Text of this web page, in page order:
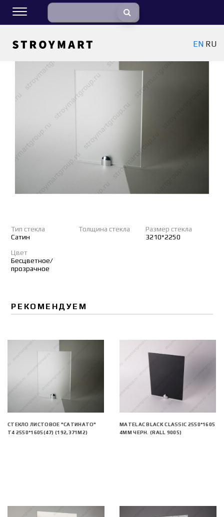
EN RU
Тип стекла
Сатин
Толщина стекла
Размер стекла
3210*2250
Цвет
Бесцветное/
прозрачное
РЕКОМЕНДУЕМ
СТЕКЛО ЛИСТОВОЕ "САТИНАТО"
Т4 2550*1605(47) (192,371М2)
MATELAC BLACK CLASSIC 2550*1605
4ММ ЧЕРН. (RALL 9005)